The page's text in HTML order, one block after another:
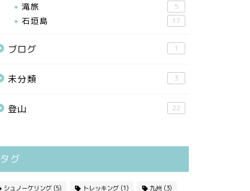
滝旅 5
石垣島 17
ブログ 1
未分類 3
登山 22
タグ
シュノーケリング(5) トレッキング(1) 九州 (3)